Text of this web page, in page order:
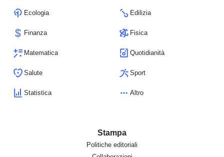
Ecologia Edilizia
Finanza Fisica
Matematica Quotidianità
Salute Sport
Statistica Altro
Stampa
Politiche editoriali